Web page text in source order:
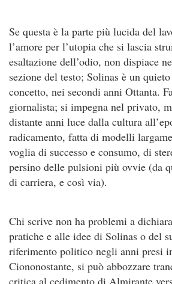
Se questa è la parte più lucida del
l’amore per l’utopia che si lascia
esaltazione dell’odio, non dispiace
sezione del testo; Solinas è un
concetto, nei secondi anni Ottanta.
giornalista; si impegna nel privato,
distante anni luce dalla cultura
radicamento, fatta di modelli
voglia di successo e consumo, di
persino delle pulsioni più ovvie (da
di carriera, e così via).
Chi scrive non ha problemi a
pratiche e alle idee di Solinas o del
riferimento politico negli anni presi
Ciononostante, si può abbozzare
critica al cedimento di Almirante